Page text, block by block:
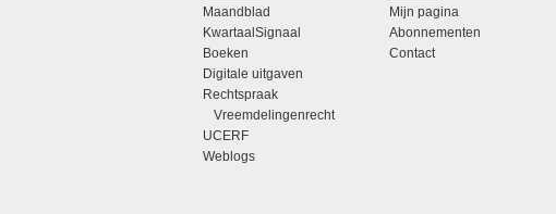
Maandblad
KwartaalSignaal
Boeken
Digitale uitgaven
Rechtspraak
Vreemdelingenrecht
UCERF
Weblogs
Mijn pagina
Abonnementen
Contact